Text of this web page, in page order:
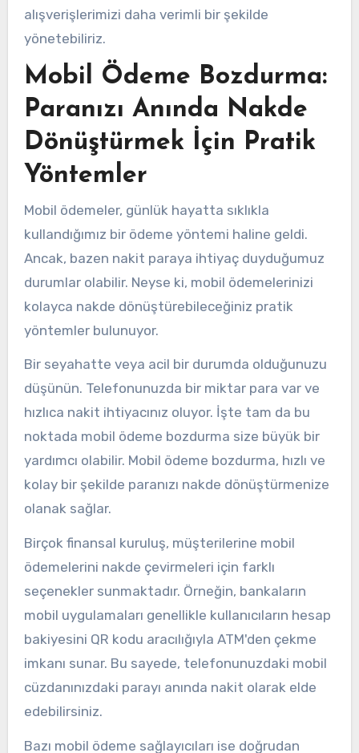
alışverişlerimizi daha verimli bir şekilde
yönetebiliriz.
Mobil Ödeme Bozdurma:
Paranızı Anında Nakde
Dönüştürmek İçin Pratik
Yöntemler
Mobil ödemeler, günlük hayatta sıklıkla
kullandığımız bir ödeme yöntemi haline geldi.
Ancak, bazen nakit paraya ihtiyaç duyduğumuz
durumlar olabilir. Neyse ki, mobil ödemelerinizi
kolayca nakde dönüştürebileceğiniz pratik
yöntemler bulunuyor.
Bir seyahatte veya acil bir durumda olduğunuzu
düşünün. Telefonunuzda bir miktar para var ve
hızlıca nakit ihtiyacınız oluyor. İşte tam da bu
noktada mobil ödeme bozdurma size büyük bir
yardımcı olabilir. Mobil ödeme bozdurma, hızlı ve
kolay bir şekilde paranızı nakde dönüştürmenize
olanak sağlar.
Birçok finansal kuruluş, müşterilerine mobil
ödemelerini nakde çevirmeleri için farklı
seçenekler sunmaktadır. Örneğin, bankaların
mobil uygulamaları genellikle kullanıcıların hesap
bakiyesini QR kodu aracılığıyla ATM'den çekme
imkanı sunar. Bu sayede, telefonunuzdaki mobil
cüzdanınızdaki parayı anında nakit olarak elde
edebilirsiniz.
Bazı mobil ödeme sağlayıcıları ise doğrudan